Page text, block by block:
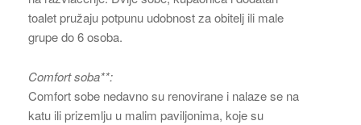
toalet pružaju potpunu udobnost za obitelj ili male
grupe do 6 osoba.
Comfort soba**:
Comfort sobe nedavno su renovirane i nalaze se na
katu ili prizemlju u malim paviljonima, koje su